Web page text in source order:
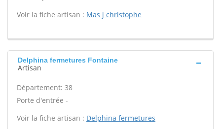
Voir la fiche artisan : Mas j christophe
Delphina fermetures Fontaine
Artisan
Département: 38
Porte d'entrée -
Voir la fiche artisan : Delphina fermetures